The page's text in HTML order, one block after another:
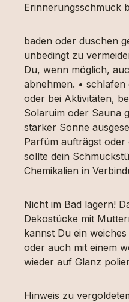
Erinnerungsschmuck
baden oder duschen
unbedingt zu
Du, wenn möglich,
abnehmen. •
oder bei Aktivitäten,
Solaruim oder Sauna
starker Sonne
Parfüm aufträgst
sollte dein
Chemikalien in
Nicht im Bad lagern!
Dekostücke mit
kannst Du ein
oder auch mit einem
wieder auf Glanz
Hinweis zu